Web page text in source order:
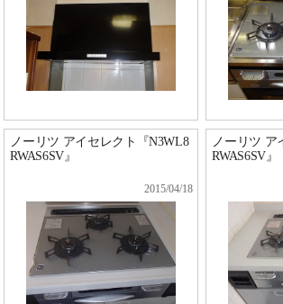
ノーリツ アイセレクト『N3WL8
RWAS6SV』
2015/04/18
ノーリツ ア
RWAS6SV』